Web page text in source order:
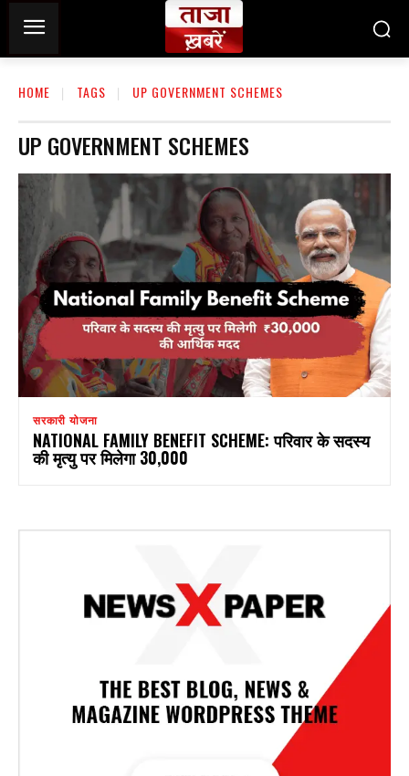
HOME TAGS UP GOVERNMENT SCHEMES
UP GOVERNMENT SCHEMES
सरकारी योजना
NATIONAL FAMILY BENEFIT SCHEME: परिवार के सदस्य
की मृत्यु पर मिलेगा ₹30,000